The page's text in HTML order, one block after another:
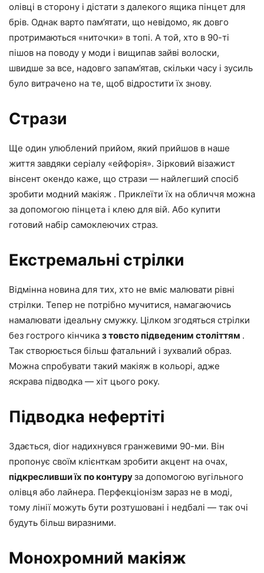
олівці в сторону і дістати з далекого ящика пінцет для
брів. Однак варто пам’ятати, що невідомо, як довго
протримаються «ниточки» в топі. А той, хто в 90-ті
пішов на поводу у моди і вищипав зайві волоски,
швидше за все, надовго запам’ятав, скільки часу і зусиль
було витрачено на те, щоб відростити їх знову.
Стрази
Ще один улюблений прийом, який прийшов в наше
життя завдяки серіалу «ейфорія». Зірковий візажист
вінсент окендо каже, що стрази — найлегший спосіб
зробити модний макіяж . Приклеїти їх на обличчя можна
за допомогою пінцета і клею для вій. Або купити
готовий набір самоклеючих страз.
Екстремальні стрілки
Відмінна новина для тих, хто не вміє малювати рівні
стрілки. Тепер не потрібно мучитися, намагаючись
намалювати ідеальну смужку. Цілком згодяться стрілки
без гострого кінчика з товсто підведеним століттям .
Так створюється більш фатальний і зухвалий образ.
Можна спробувати такий макіяж в кольорі, адже
яскрава підводка — хіт цього року.
Підводка нефертіті
Здається, dior надихнувся гранжевими 90-ми. Він
пропонує своїм клієнткам зробити акцент на очах,
підкресливши їх по контуруза допомогою вугільного
олівця або лайнера. Перфекціонізм зараз не в моді,
тому лінії можуть бути розтушовані і недбалі — так очі
будуть більш виразними.
Монохромний макіяж